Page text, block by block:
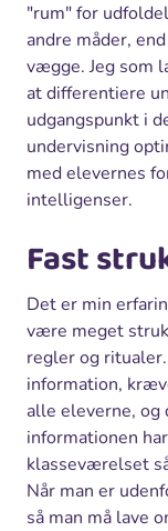
"rum" for
andre måder,
vægge. Jeg som
at differentiere
udgangspunkt i
undervisning
med elevernes
intelligenser.
Fast
Det er min
være meget
regler og
information,
alle eleverne,
informationen
klasseværelset
Når man er
så man må lave